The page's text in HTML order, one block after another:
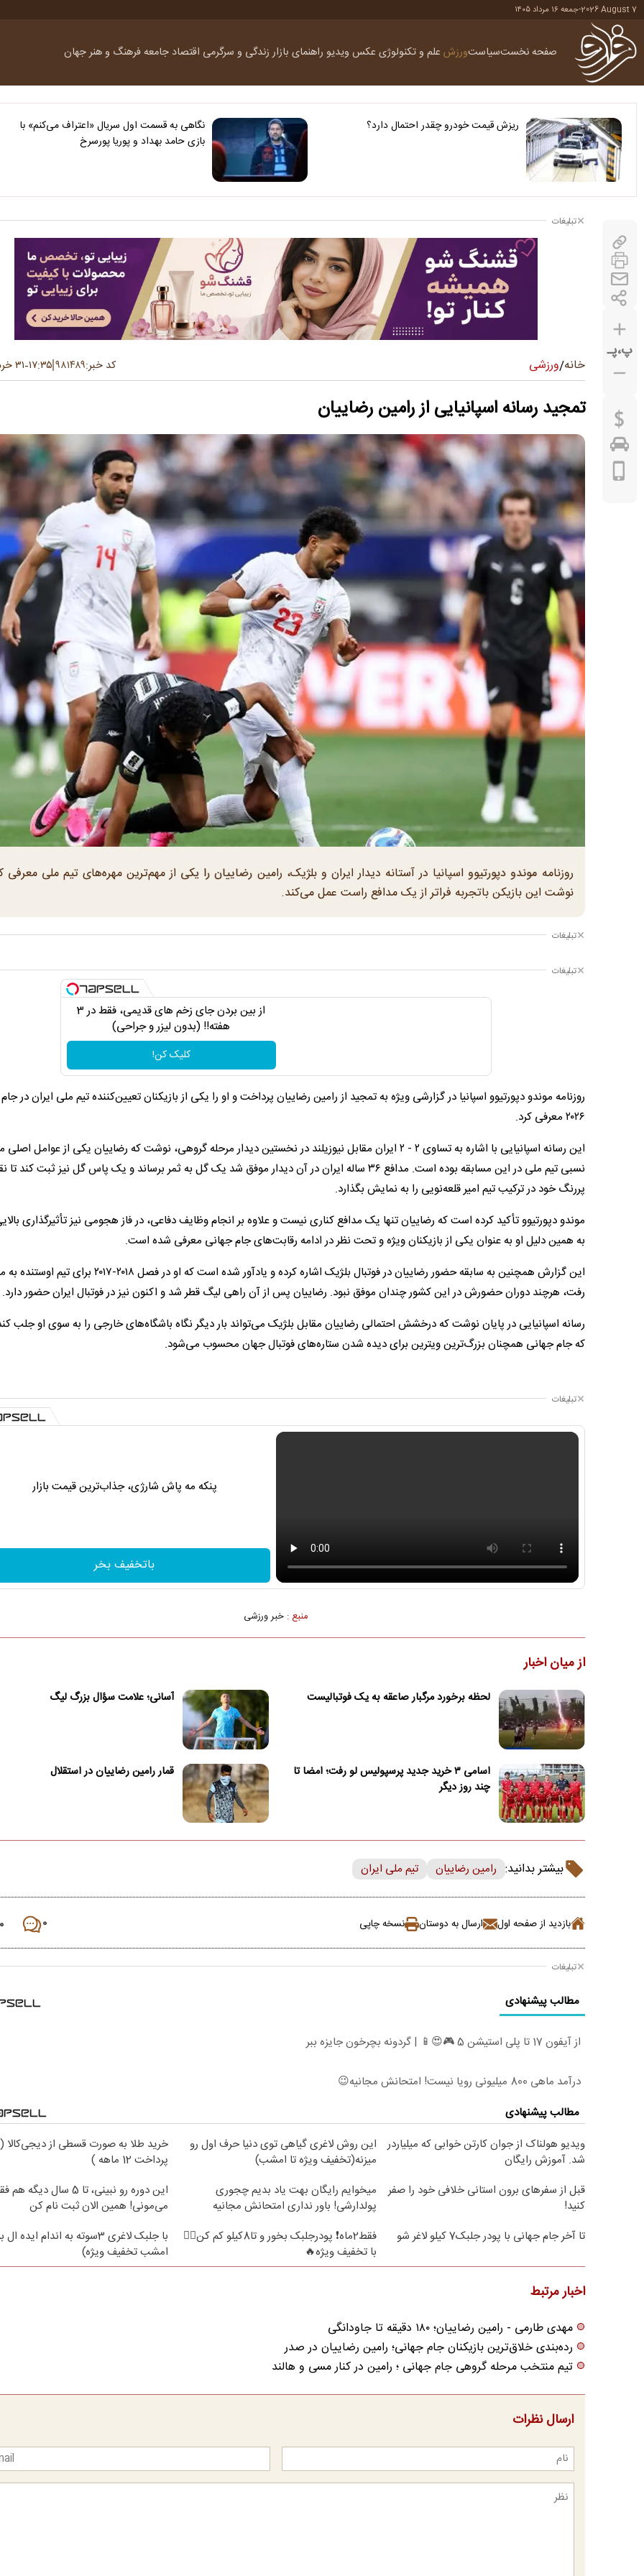
2026 August 7
-جمعه ۱۶ مرداد ۱۴۰۵
صفحه نخستسیاستورزش علم و تکنولوژی عکس ویدیو راهنمای بازارزندگی و سرگرمی اقتصاد جامعهفرهنگ و هنرجهان
ریزش قیمت خودرو چقدر احتمال دارد؟
نگاهی به قسمت اول سریال «اعتراف می‌کنم» با
بازی حامد بهداد و پوریا پورسرخ
پ،پـ
تبلیغات
خانه/ورزشی کد خبر:۹۸۱۴۸۹ ۱۷:۳۵-۳۱ خرداد ۱۴۰۵
تمجید رسانه اسپانیایی از رامین رضاییان
روزنامه موندو دپورتیوو اسپانیا در آستانه دیدار ایران و بلژیک، رامین رضاییان را یکی از مهم‌ترین مهره‌های تیم ملی معرفی
نوشت این بازیکن باتجربه فراتر از یک مدافع راست عمل می‌کند.
تبلیغات
تبلیغات
از بین بردن جای زخم های قدیمی، فقط در 3
هفته!! (بدون لیزر و جراحی)
کلیک کن!
روزنامه موندو دپورتیوو اسپانیا در گزارشی ویژه به تمجید از رامین رضاییان پرداخت و او را یکی از بازیکنان تعیین‌کننده تیم ملی ایران در
۲۰۲۶ معرفی کرد.
این رسانه اسپانیایی با اشاره به تساوی ۲ - ۲ ایران مقابل نیوزیلند در نخستین دیدار مرحله گروهی، نوشت که رضاییان یکی از عوامل
نسبی تیم ملی در این مسابقه بوده است. مدافع ۳۶ ساله ایران در آن دیدار موفق شد یک گل به ثمر برساند و یک پاس گل نیز ثبت کند
پررنگ خود در ترکیب تیم امیر قلعه‌نویی را به نمایش بگذارد.
موندو دپورتیوو تأکید کرده است که رضاییان تنها یک مدافع کناری نیست و علاوه بر انجام وظایف دفاعی، در فاز هجومی نیز تأثیرگذاری
به همین دلیل او به عنوان یکی از بازیکنان ویژه و تحت نظر در ادامه رقابت‌های جام جهانی معرفی شده است.
این گزارش همچنین به سابقه حضور رضاییان در فوتبال بلژیک اشاره کرده و یادآور شده است که او در فصل ۲۰۱۸-
رفت، هرچند دوران حضورش در این کشور چندان موفق نبود. رضاییان پس از آن راهی لیگ قطر شد و اکنون نیز در فوتبال ایران حضور دارد.
رسانه اسپانیایی در پایان نوشت که درخشش احتمالی رضاییان مقابل بلژیک می‌تواند بار دیگر نگاه باشگاه‌های خارجی را به سوی او جلب
که جام جهانی همچنان بزرگ‌ترین ویترین برای دیده شدن ستاره‌های فوتبال جهان محسوب می‌شود.
تبلیغات
پنکه مه پاش شارژی، جذاب‌ترین قیمت بازار
باتخفیف بخر
منبع : خبر ورزشی
از میان اخبار
لحظه برخورد مرگبار صاعقه به یک فوتبالیست آسانی؛ علامت سؤال بزرگ لیگ
اسامی ۳ خرید جدید پرسپولیس لو رفت؛ امضا تا
چند روز دیگر
قمار رامین رضاییان در استقلال
بیشتر بدانید: رامین رضاییان تیم ملی ایران
بازدید از صفحه اول ارسال به دوستان نسخه چاپی ۰ ۰
تبلیغات
مطالب پیشنهادی
از آیفون 17 تا پلی استیشن 5 🎮😍📱 | گردونه بچرخون جایزه ببر
درآمد ماهی 800 میلیونی رویا نیست! امتحانش مجانیه😉
مطالب پیشنهادی
ویدیو هولناک از جوان کارتن خوابی که میلیاردر
شد. آموزش رایگان
این روش لاغری گیاهی توی دنیا حرف اول رو
میزنه(تخفیف ویژه تا امشب)
خرید طلا به صورت قسطی از دیجی‌کالا (
پرداخت 12 ماهه )
قبل از سفرهای برون استانی خلافی خود را صفر
کنید!
میخوایم رایگان بهت یاد بدیم چجوری
پولدارشی! باور نداری امتحانش مجانیه
این دوره رو نبینی، تا 5 سال دیگه
می‌مونی! همین الان ثبت نام کن
تا آخر جام جهانی با پودر جلبک7 کیلو لاغر شو
فقط2ماه❗ پودرجلبک بخور و تا8کیلو کم کن👌🏻
با تخفیف ویژه🔥
با جلبک لاغری 3سوته به اندام
امشب تخفیف ویژه)
اخبار مرتبط
مهدی طارمی - رامین رضاییان؛ ۱۸۰ دقیقه تا جاودانگی
رده‌بندی خلاق‌ترین بازیکنان جام جهانی؛ رامین رضاییان در صدر
تیم منتخب مرحله گروهی جام‌ جهانی ؛ رامین در کنار مسی و هالند
ارسال نظرات